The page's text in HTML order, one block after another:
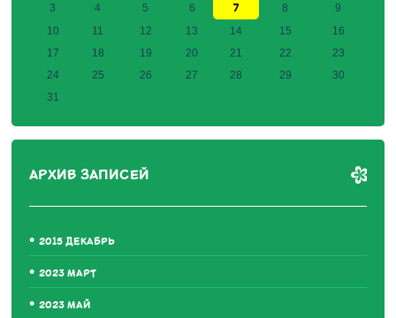
3
4 5 6 7 8
9
10
11 12 13 14 15
16
17
18 19 20 21 22
23
24
25 26 27 28 29
30
31
АРХИВ ЗАПИСЕЙ
2015 ДЕКАБРЬ
2023 МАРТ
2023 МАЙ